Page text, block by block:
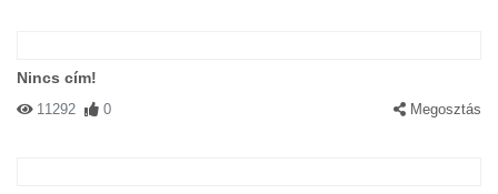
Nincs cím!
11292 0 Megosztás